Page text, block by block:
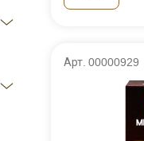
Напиток
прошедших
арабики и
Арт. 00000929